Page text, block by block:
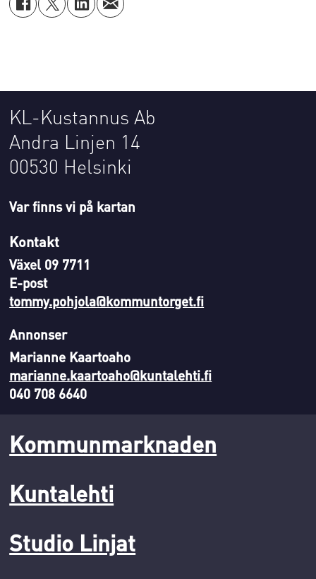
KL-Kustannus Ab
Andra Linjen 14
00530 Helsinki
Var finns vi på kartan
Kontakt
Växel 09 7711
E-post
tommy.pohjola@kommuntorget.fi
Annonser
Marianne Kaartoaho
marianne.kaartoaho@kuntalehti.fi
040 708 6640
Kommunmarknaden
Kuntalehti
Studio Linjat